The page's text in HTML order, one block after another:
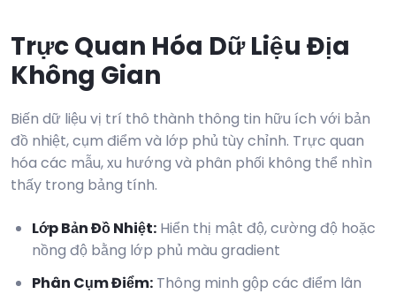
Trực Quan Hóa Dữ Liệu Địa
Không Gian
Biến dữ liệu vị trí thô thành thông tin hữu ích với bản
đồ nhiệt, cụm điểm và lớp phủ tùy chỉnh. Trực quan
hóa các mẫu, xu hướng và phân phối không thể nhìn
thấy trong bảng tính.
Lớp Bản Đồ Nhiệt: Hiển thị mật độ, cường độ hoặc
nồng độ bằng lớp phủ màu gradient
Phân Cụm Điểm: Thông minh gộp các điểm lân